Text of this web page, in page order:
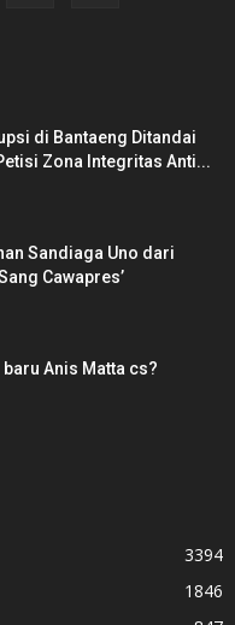
di Bantaeng Ditandai
Zona Integritas Anti...
Sandiaga Uno dari
Cawapres’
baru Anis Matta cs?
3394
1846